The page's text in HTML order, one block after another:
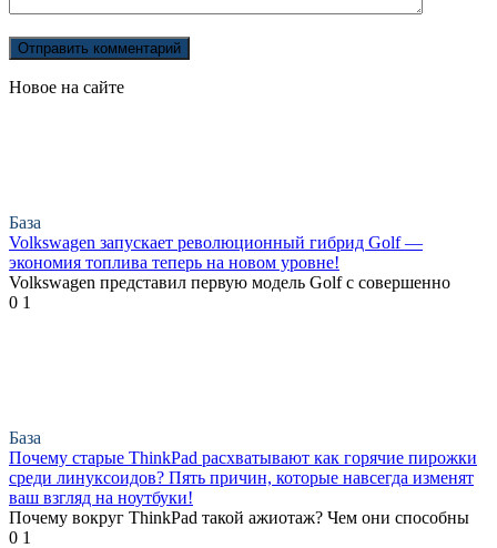
Новое на сайте
База
Volkswagen запускает революционный гибрид Golf —
экономия топлива теперь на новом уровне!
Volkswagen представил первую модель Golf с совершенно
0 1
База
Почему старые ThinkPad расхватывают как горячие пирожки
среди линуксоидов? Пять причин, которые навсегда изменят
ваш взгляд на ноутбуки!
Почему вокруг ThinkPad такой ажиотаж? Чем они способны
0 1